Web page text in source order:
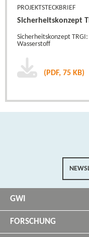
PROJEKTSTECKBRIEF
Sicherheitskonzept
Sicherheitskonzept
Wasserstoff
(PDF, 75 KB)
GWI
FORSCHUNG